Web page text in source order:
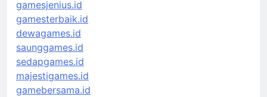
gamesjenius.id
gamesterbaik.id
dewagames.id
saunggames.id
sedapgames.id
majestigames.id
gamebersama.id